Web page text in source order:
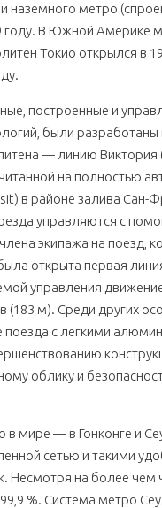
наземного метро
В Южной Америке
Токио открылся в
построенные и
были разработаны
— линию Виктория
на полностью
в районе залива Сан-
управляются с
экипажа на поезд,
открыта первая
управления
(183 м). Среди других
с легкими
облику и
мире — в Гонконге и
сетью и такими
Несмотря на более
%. Система метро